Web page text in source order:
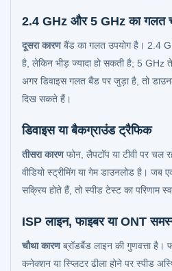
2.4 GHz और 5 GHz का गलत
दूसरा कारणबैंड का गलत उपयोग है। 2.4
है, लेकिन भीड़ ज्यादा हो सकती है; 5 GHz
अगर डिवाइस गलत बैंड पर जुड़ा है, तो
दिख सकते हैं।
डिवाइस या बैकग्राउंड ट्रैफिक
तीसरा कारणफोन, लैपटॉप या टीवी पर चल
वीडियो स्ट्रीमिंग या गेम डाउनलोड है। जब
सक्रिय होते हैं, तो स्पीड टेस्ट का परिणाम
ISP लाइन, फाइबर या ONT
चौथा कारणब्रॉडबैंड लाइन की गुणवत्ता
कनेक्शन या स्प्लिटर ढीला होने पर स्पीड